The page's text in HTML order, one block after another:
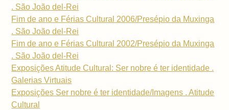
. São João del-Rei
Fim de ano e Férias Cultural 2006/Presépio da Muxinga
. São João del-Rei
Fim de ano e Férias Cultural 2002/Presépio da Muxinga
. São João del-Rei
Exposições Atitude Cultural: Ser nobre é ter identidade .
Galerias Virtuais
Exposições Ser nobre é ter identidade/Imagens . Atitude
Cultural